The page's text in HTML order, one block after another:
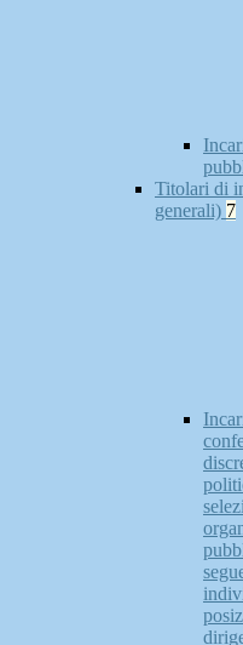
Titolari di
generali) 7